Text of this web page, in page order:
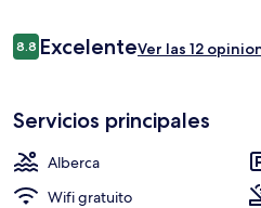
Opiniones
8.88.8 de 10,
ExcelenteVer las 12
Servicios principales
Alberca
Wifi gratuito